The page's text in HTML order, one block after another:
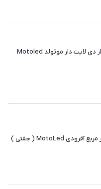
پرژکتور۳ لنز کلاه دار دی لایت دار موتولد Motoled